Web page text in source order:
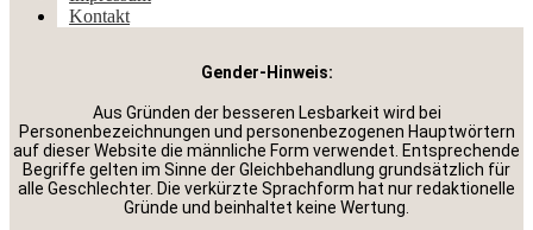
Kontakt
Gender-Hinweis:
Aus Gründen der besseren Lesbarkeit wird bei
Personenbezeichnungen und personenbezogenen Hauptwörtern
auf dieser Website die männliche Form verwendet. Entsprechende
Begriffe gelten im Sinne der Gleichbehandlung grundsätzlich für
alle Geschlechter. Die verkürzte Sprachform hat nur redaktionelle
Gründe und beinhaltet keine Wertung.